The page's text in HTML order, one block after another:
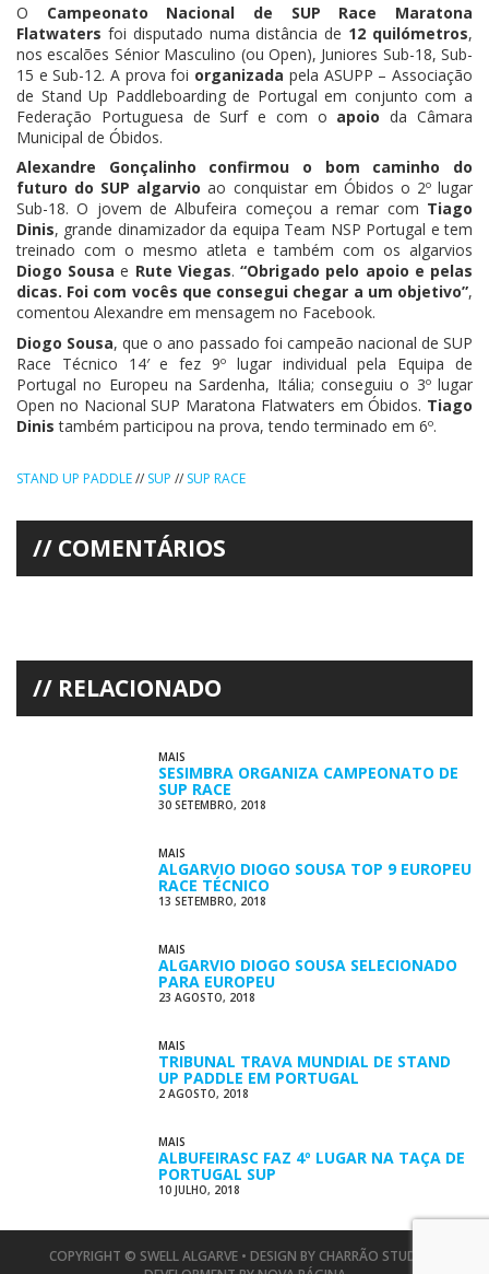
O Campeonato Nacional de SUP Race Maratona
Flatwaters foi disputado numa distância de 12 quilómetros,
nos escalões Sénior Masculino (ou Open), Juniores Sub-18, Sub-
15 e Sub-12. A prova foi organizada pela ASUPP – Associação
de Stand Up Paddleboarding de Portugal em conjunto com a
Federação Portuguesa de Surf e com o apoio da Câmara
Municipal de Óbidos.
Alexandre Gonçalinho confirmou o bom caminho do
futuro do SUP algarvio ao conquistar em Óbidos o 2º lugar
Sub-18. O jovem de Albufeira começou a remar com Tiago
Dinis, grande dinamizador da equipa Team NSP Portugal e tem
treinado com o mesmo atleta e também com os algarvios
Diogo Sousa e Rute Viegas.“Obrigado pelo apoio e pelas
dicas. Foi com vocês que consegui chegar a um objetivo”,
comentou Alexandre em mensagem no Facebook.
Diogo Sousa, que o ano passado foi campeão nacional de SUP
Race Técnico 14′ e fez 9º lugar individual pela Equipa de
Portugal no Europeu na Sardenha, Itália; conseguiu o 3º lugar
Open no Nacional SUP Maratona Flatwaters em Óbidos. Tiago
Dinis também participou na prova, tendo terminado em 6º.
STAND UP PADDLE// SUP // SUP RACE
COMENTÁRIOS
RELACIONADO
MAIS
SESIMBRA ORGANIZA CAMPEONATO DE
SUP RACE
30 SETEMBRO, 2018
MAIS
ALGARVIO DIOGO SOUSA TOP 9 EUROPEU
RACE TÉCNICO
13 SETEMBRO, 2018
MAIS
ALGARVIO DIOGO SOUSA SELECIONADO
PARA EUROPEU
23 AGOSTO, 2018
MAIS
TRIBUNAL TRAVA MUNDIAL DE STAND
UP PADDLE EM PORTUGAL
2 AGOSTO, 2018
MAIS
ALBUFEIRASC FAZ 4º LUGAR NA TAÇA DE
PORTUGAL SUP
10 JULHO, 2018
COPYRIGHT © SWELL ALGARVE • DESIGN BY CHARRÃO STUDIO